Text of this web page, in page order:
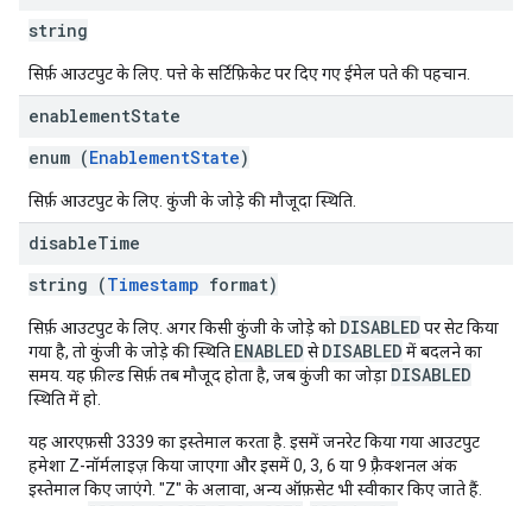
string
सिर्फ़ आउटपुट के लिए. पत्ते के सर्टिफ़िकेट पर दिए गए ईमेल पते की पहचान.
enablementState
enum (EnablementState)
सिर्फ़ आउटपुट के लिए. कुंजी के जोड़े की मौजूदा स्थिति.
disableTime
string (Timestamp format)
सिर्फ़ आउटपुट के लिए. अगर किसी कुंजी के जोड़े को DISABLED पर सेट किया
गया है, तो कुंजी के जोड़े की स्थिति ENABLED सेDISABLED में बदलने का
समय. यह फ़ील्ड सिर्फ़ तब मौजूद होता है, जब कुंजी का जोड़ा DISABLED
स्थिति में हो.
यह आरएफ़सी 3339 का इस्तेमाल करता है. इसमें जनरेट किया गया आउटपुट
हमेशा Z-नॉर्मलाइज़ किया जाएगा और इसमें 0, 3, 6 या 9 फ़्रैक्शनल अंक
इस्तेमाल किए जाएंगे. "Z" के अलावा, अन्य ऑफ़सेट भी स्वीकार किए जाते हैं.